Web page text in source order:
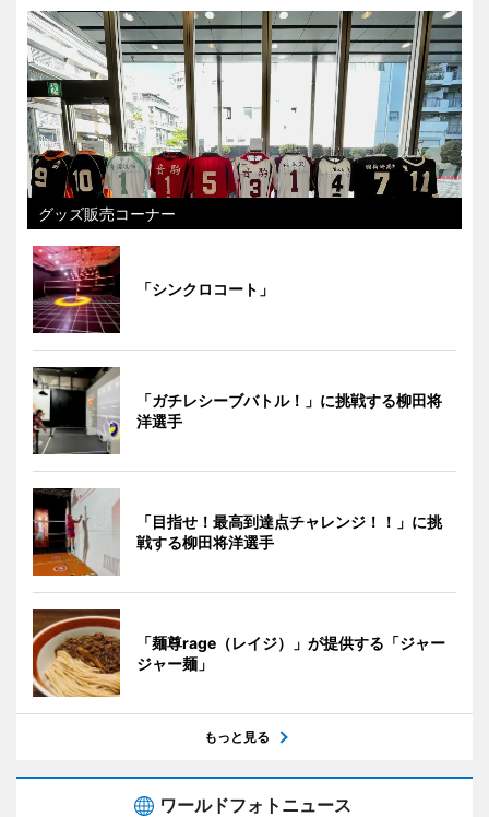
グッズ販売コーナー
「シンクロコート」
「ガチレシーブバトル！」に挑戦する柳田将
洋選手
「目指せ！最高到達点チャレンジ！！」に挑
戦する柳田将洋選手
「麺尊rage（レイジ）」が提供する「ジャー
ジャー麺」
もっと見る
ワールドフォトニュース